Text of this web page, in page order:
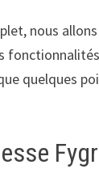
nous
quelques